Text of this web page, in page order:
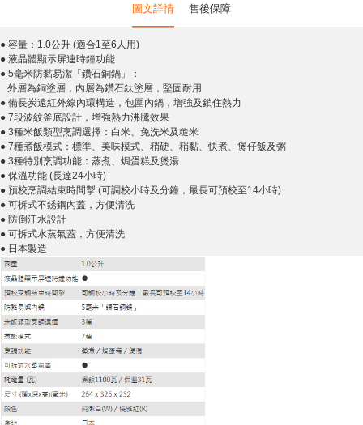
圖文詳情 售後保障
● 容量：1.0公升 (適合1至6人用)
● 液晶體顯示屏連時鐘功能
● 5毫米防黏易潔「鑽石銅鍋」：
外層為銅塗層，內層為鑽石鈦塗層，堅固耐用
● 備長炭遠紅外線內環構造，包圍內鍋，增強及鎖住熱力
● 7段波紋釜底設計，增強熱力沸騰效果
● 3種米飯類型烹調選擇：白米、免洗米及糙米
● 7種煮飯模式：標準、美味模式、稍硬、稍黏、快煮、煲仔飯及粥
● 3種特別烹調功能：蒸煮、焗蛋糕及煲湯
● 保溫功能 (長達24小時)
● 預校烹調結束時間掣 (可調校小時及分鐘，最長可預校至14小時)
● 可拆式不銹鋼內蓋，方便清洗
● 防倒汗水設計
● 可拆式水蒸氣蓋，方便清洗
● 日本製造